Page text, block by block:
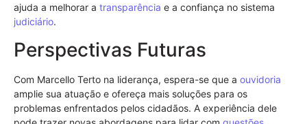
ajuda a melhorar a transparência e a confiança no sistema
judiciário.
Perspectivas Futuras
Com Marcello Terto na liderança, espera-se que a ouvidoria
amplie sua atuação e ofereça mais soluções para os
problemas enfrentados pelos cidadãos. A experiência dele